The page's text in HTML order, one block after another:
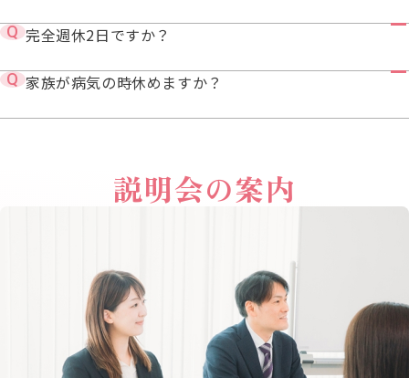
完全週休2日ですか？
家族が病気の時休めますか？
説明会の案内